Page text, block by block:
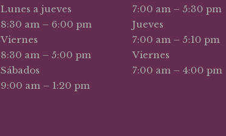
Lunes a jueves
8:30 am – 6:00 pm
Viernes
8:30 am – 5:00 pm
Sábados
9:00 am – 1:20 pm
7:00 am – 5:30 pm
Jueves
7:00 am – 5:10 pm
Viernes
7:00 am – 4:00 pm